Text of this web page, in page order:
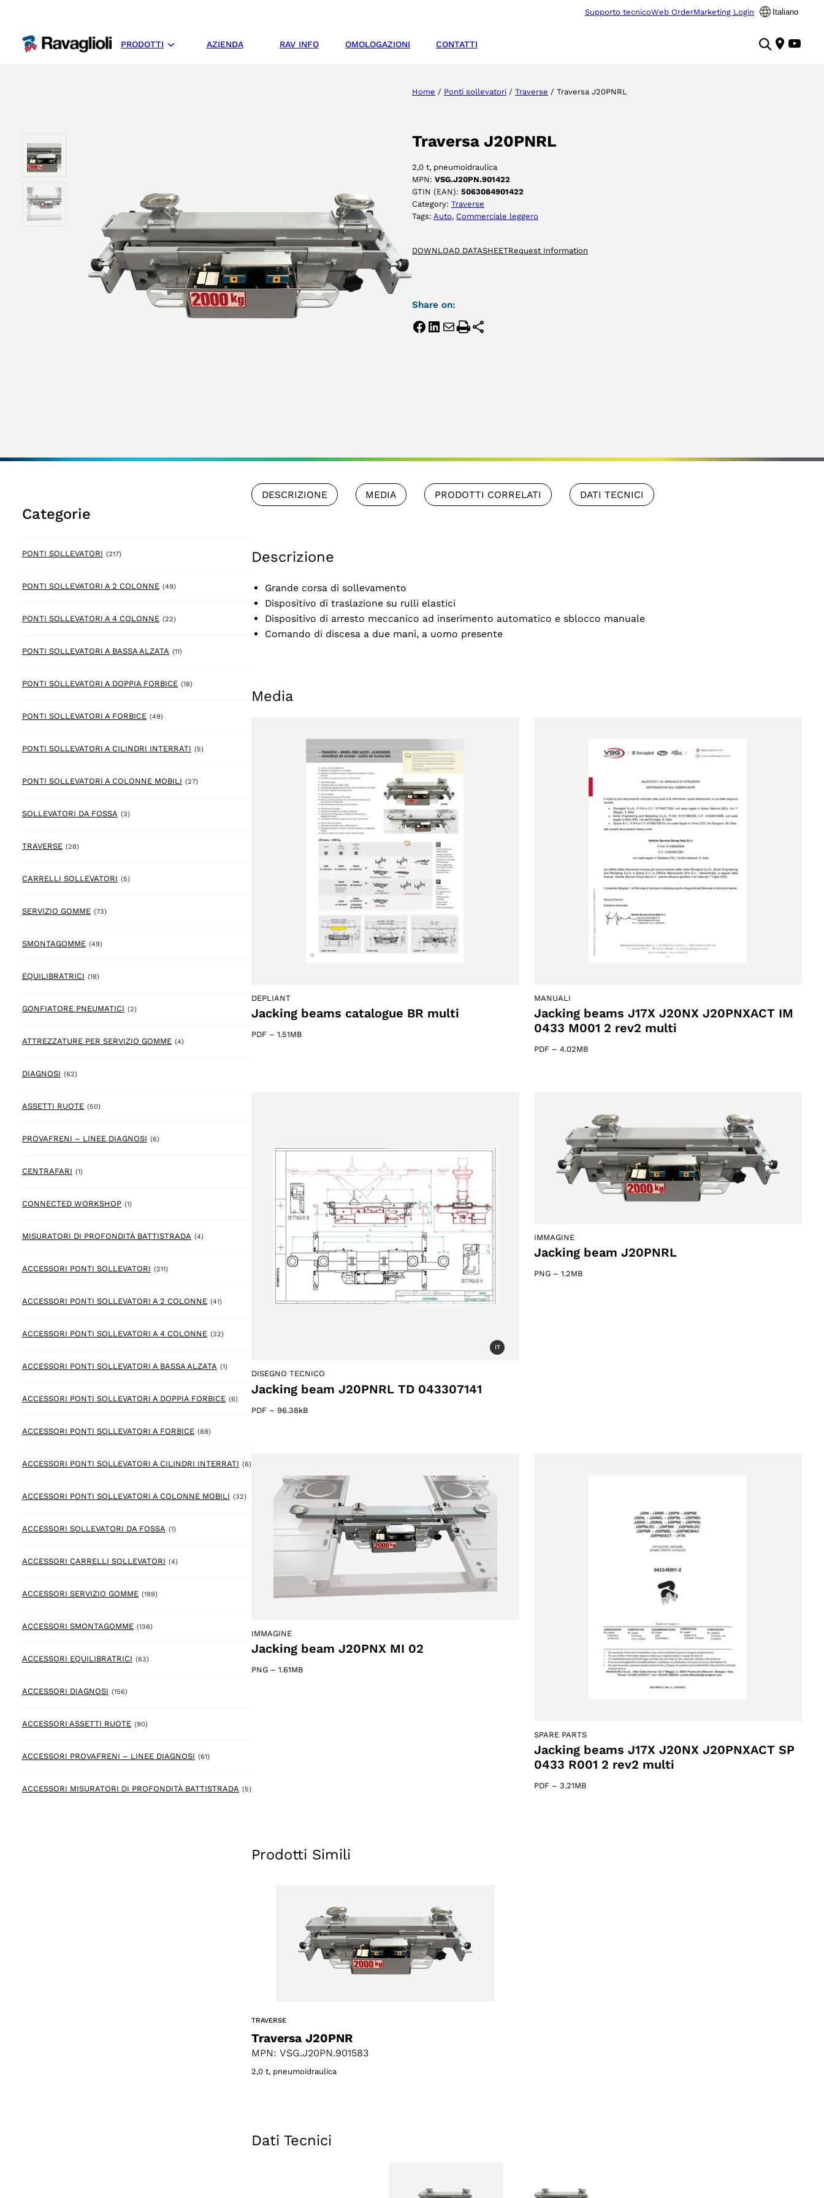
Supporto tecnicoWeb OrderMarketing Login Italiano
PRODOTTI AZIENDA RAV INFO OMOLOGAZIONI CONTATTI
Home / Ponti sollevatori / Traverse / Traversa J20PNRL
Traversa J20PNRL
2,0 t, pneumoidraulica
MPN: VSG.J20PN.901422
GTIN (EAN): 5063084901422
Category: Traverse
Tags: Auto, Commerciale leggero
DOWNLOAD DATASHEETRequest Information
Share on:
Categorie
PONTI SOLLEVATORI (217)217 prodotto
PONTI SOLLEVATORI A 2 COLONNE (49)49 prodotto
PONTI SOLLEVATORI A 4 COLONNE (22)22 prodotto
PONTI SOLLEVATORI A BASSA ALZATA (11)11 prodotto
PONTI SOLLEVATORI A DOPPIA FORBICE (18)18 prodotto
PONTI SOLLEVATORI A FORBICE (49)49 prodotto
PONTI SOLLEVATORI A CILINDRI INTERRATI (5)5 prodotto
PONTI SOLLEVATORI A COLONNE MOBILI (27)27 prodotto
SOLLEVATORI DA FOSSA (3)3 prodotto
TRAVERSE (28)28 prodotto
CARRELLI SOLLEVATORI (5)5 prodotto
SERVIZIO GOMME (73)73 prodotto
SMONTAGOMME (49)49 prodotto
EQUILIBRATRICI (18)18 prodotto
GONFIATORE PNEUMATICI (2)2 prodotto
ATTREZZATURE PER SERVIZIO GOMME (4)4 prodotto
DIAGNOSI (62)62 prodotto
ASSETTI RUOTE (50)50 prodotto
PROVAFRENI – LINEE DIAGNOSI (6)6 prodotto
CENTRAFARI (1)1 prodotto
CONNECTED WORKSHOP (1)1 prodotto
MISURATORI DI PROFONDITÀ BATTISTRADA (4)4 prodotto
ACCESSORI PONTI SOLLEVATORI (211)211 prodotto
ACCESSORI PONTI SOLLEVATORI A 2 COLONNE (41)41 prodotto
ACCESSORI PONTI SOLLEVATORI A 4 COLONNE (32)32 prodotto
ACCESSORI PONTI SOLLEVATORI A BASSA ALZATA (1)1 prodotto
ACCESSORI PONTI SOLLEVATORI A DOPPIA FORBICE (6)6 prodotto
ACCESSORI PONTI SOLLEVATORI A FORBICE (88)88 prodotto
ACCESSORI PONTI SOLLEVATORI A CILINDRI INTERRATI (6)6 prodotto
ACCESSORI PONTI SOLLEVATORI A COLONNE MOBILI (32)32 prodotto
ACCESSORI SOLLEVATORI DA FOSSA (1)1 prodotto
ACCESSORI CARRELLI SOLLEVATORI (4)4 prodotto
ACCESSORI SERVIZIO GOMME (199)199 prodotto
ACCESSORI SMONTAGOMME (136)136 prodotto
ACCESSORI EQUILIBRATRICI (63)63 prodotto
ACCESSORI DIAGNOSI (156)156 prodotto
ACCESSORI ASSETTI RUOTE (90)90 prodotto
ACCESSORI PROVAFRENI – LINEE DIAGNOSI (61)61 prodotto
ACCESSORI MISURATORI DI PROFONDITÀ BATTISTRADA (5)5 prodotto
DESCRIZIONE MEDIA PRODOTTI CORRELATI DATI TECNICI
Descrizione
Grande corsa di sollevamento
Dispositivo di traslazione su rulli elastici
Dispositivo di arresto meccanico ad inserimento automatico e sblocco manuale
Comando di discesa a due mani, a uomo presente
Media
DEPLIANT
Jacking beams catalogue BR multi
PDF – 1.51MB
MANUALI
Jacking beams J17X J20NX J20PNXACT IM
0433 M001 2 rev2 multi
PDF – 4.02MB
IT
DISEGNO TECNICO
Jacking beam J20PNRL TD 043307141
PDF – 96.38kB
IMMAGINE
Jacking beam J20PNRL
PNG – 1.2MB
IMMAGINE
Jacking beam J20PNX MI 02
PNG – 1.61MB
SPARE PARTS
Jacking beams J17X J20NX J20PNXACT SP
0433 R001 2 rev2 multi
PDF – 3.21MB
Prodotti Simili
TRAVERSE
Traversa J20PNR
MPN: VSG.J20PN.901583
2,0 t, pneumoidraulica
Dati Tecnici
ACCETTA